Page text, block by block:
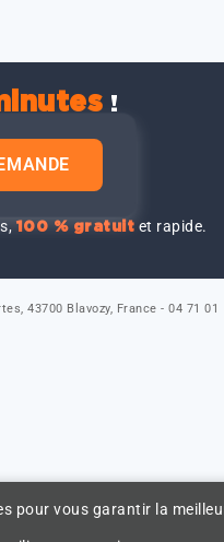
!
100 % gratuit et rapide.
pour vous garantir la
43700 Blavozy, France - 04 71 01